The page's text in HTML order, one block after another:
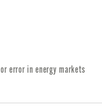
error in energy markets